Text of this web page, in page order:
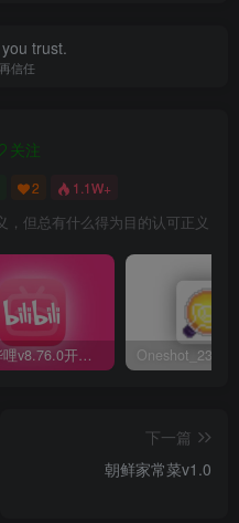
trust.
信任
关注
2 1.1W+
，但总有什么得为目的认可正义
哔哩哔哩v8.76.0开发测试版
下一篇
朝鲜家常菜v1.0